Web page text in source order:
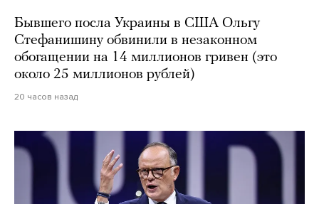
Бывшего посла Украины в США Ольгу
Стефанишину обвинили в незаконном
обогащении на 14 миллионов гривен (это
около 25 миллионов рублей)
20 часов назад